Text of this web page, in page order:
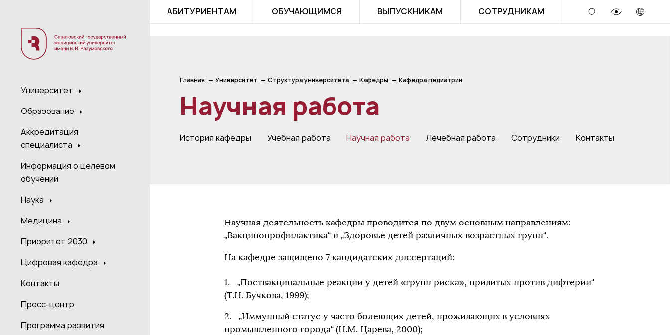
Университет
Образование
Аккредитация
специалиста
Информация о целевом
обучении
Наука
Медицина
Приоритет 2030
Цифровая кафедра
Контакты
Пресс-центр
Программа развития
АБИТУРИЕНТАМ ОБУЧАЮЩИМСЯ ВЫПУСКНИКАМ СОТРУДНИКАМ
Главная Университет Структура университета Кафедры Кафедра педиатрии
Научная работа
История кафедры Учебная работа Научная работа Лечебная работа Сотрудники Контакты
Научная деятельность кафедры проводится по двум основным направлениям:
„Вакцинопрофилактика“ и „Здоровье детей различных возрастных групп“.
На кафедре защищено 7 кандидатских диссертаций:
„Поствакцинальные реакции у детей «групп риска», привитых против дифтерии“
(Т.Н. Бучкова, 1999);
„Иммунный статус у часто болеющих детей, проживающих в условиях
промышленного города“ (Н.М. Царева, 2000);